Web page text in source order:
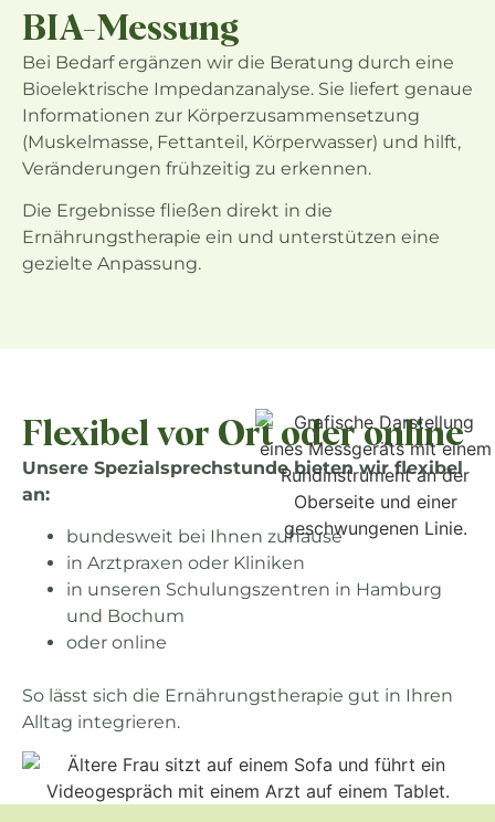
BIA-Messung
Bei Bedarf ergänzen wir die Beratung durch eine
Bioelektrische Impedanzanalyse. Sie liefert genaue
Informationen zur Körperzusammensetzung
(Muskelmasse, Fettanteil, Körperwasser) und hilft,
Veränderungen frühzeitig zu erkennen.
Die Ergebnisse fließen direkt in die
Ernährungstherapie ein und unterstützen eine
gezielte Anpassung.
Flexibel vor Ort oder online
Unsere Spezialsprechstunde bieten wir flexibel
an:
bundesweit bei Ihnen zuhause
in Arztpraxen oder Kliniken
in unseren Schulungszentren in Hamburg
und Bochum
oder online
So lässt sich die Ernährungstherapie gut in Ihren
Alltag integrieren.